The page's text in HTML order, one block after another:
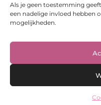
Als je geen toestemming
een nadelige invloed hebben
mogelijkheden.
Bericht categorie
@2025 www.hot-